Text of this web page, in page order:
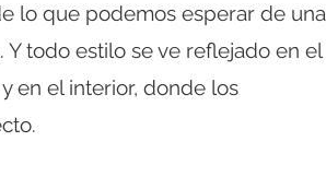
lo que podemos esperar de una
. Y todo estilo se ve reflejado en el
en el interior, donde los